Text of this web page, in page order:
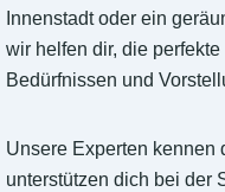
Innenstadt oder ein
wir helfen dir, die
Bedürfnissen und
Unsere Experten kennen
unterstützen dich bei der